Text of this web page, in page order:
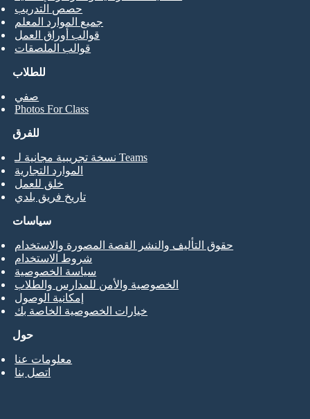
للطلاب
صفي
Photos For Class
حصص التدريب
جميع الموارد المعلم
قوالب أوراق العمل
قوالب الملصقات
للفرق
نسخة تجريبية مجانية لـ Teams
الموارد التجارية
خلق للعمل
تاريخ فريق بلدي
حول
معلومات عنا
اتصل بنا
سياسات
حقوق التأليف والنشر القصة المصورة والاستخدام
شروط الاستخدام
سياسة الخصوصية
الخصوصية والأمن للمدارس والطلاب
إمكانية الوصول
خيارات الخصوصية الخاصة بك